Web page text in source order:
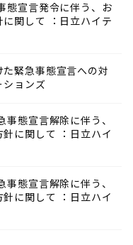
態宣言発令に伴う、お
関して ：日立ハイテ
緊急事態宣言への対
ションズ
態宣言解除に伴う、
に関して ：日立ハイ
態宣言解除に伴う、
に関して ：日立ハイ